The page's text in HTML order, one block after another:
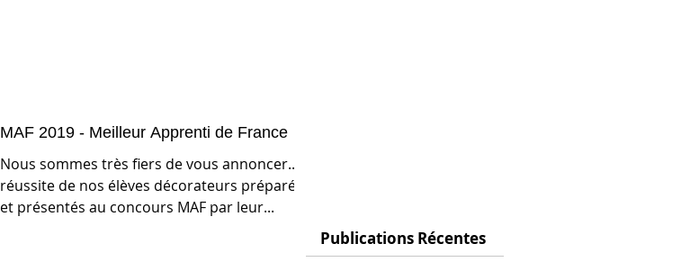
MAF 2019 - Meilleur Apprenti de France
Nous sommes très fiers de vous annoncer... la
réussite de nos élèves décorateurs préparés
et présentés au concours MAF par leur...
Publications Récentes